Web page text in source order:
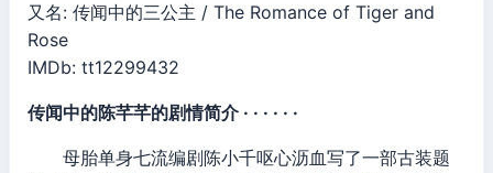
又名: 传闻中的三公主 / The Romance of Tiger and
Rose
IMDb: tt12299432
传闻中的陈芊芊的剧情简介 · · · · · ·
母胎单身七流编剧陈小千呕心沥血写了一部古装题